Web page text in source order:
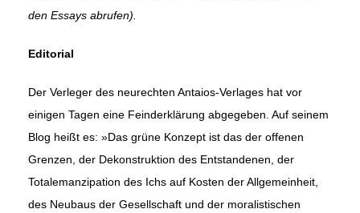
den Essays abrufen).
Editorial
Der Verleger des neurechten Antaios-Verlages hat vor
einigen Tagen eine Feinderklärung abgegeben. Auf seinem
Blog heißt es: »Das grüne Kon­zept ist das der offenen
Grenzen, der Dekonstruktion des Entstandenen, der
Totalemanzipation des Ichs auf Kosten der Allgemeinheit,
des Neu­baus der Gesellschaft und der moralistischen